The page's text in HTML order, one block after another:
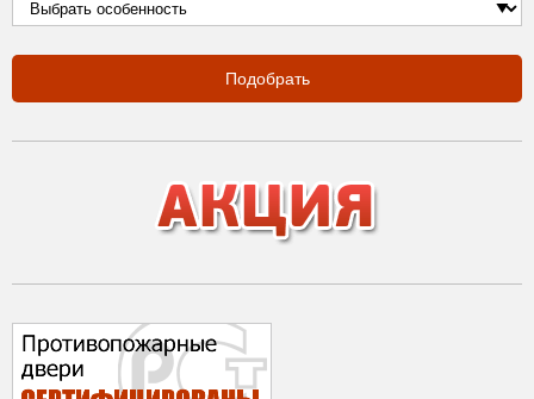
Подобрать